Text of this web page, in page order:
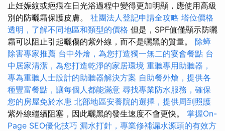
止妊娠紋或疤痕在日光浴過程中變得更加明顯，應使用高級
別的防曬霜保護皮膚。 社團法人登記申請全攻略 塔位價格
透明，了解不同地區和類型的價格 但是，SPF值僅顯示防曬
霜可以阻止引起曬傷的紫外線，而不是曬黑的質量。 除蟑
除害專家推薦 台中外燴，為您打造獨一無二的宴會餐點 台
中居家清潔，為您打造乾淨的家居環境 重聽專用助聽器，
專為重聽人士設計的助聽器解決方案 自助餐外燴，提供各
種豐富餐點，讓每個人都能滿意 尋找專業防水服務，確保
您的房屋免於水患 北部地區安養院的選擇，提供周到照護
紫外線繼續阻塞，因此曬黑的發生速度不會更快。 掌握On-
Page SEO優化技巧 漏水打針，專業修補漏水源頭的有效方